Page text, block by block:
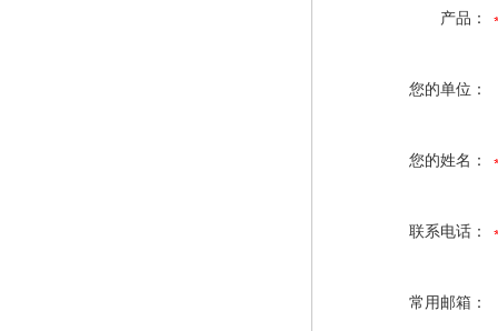
产品：
您的单位：
您的姓名：
联系电话：
常用邮箱：